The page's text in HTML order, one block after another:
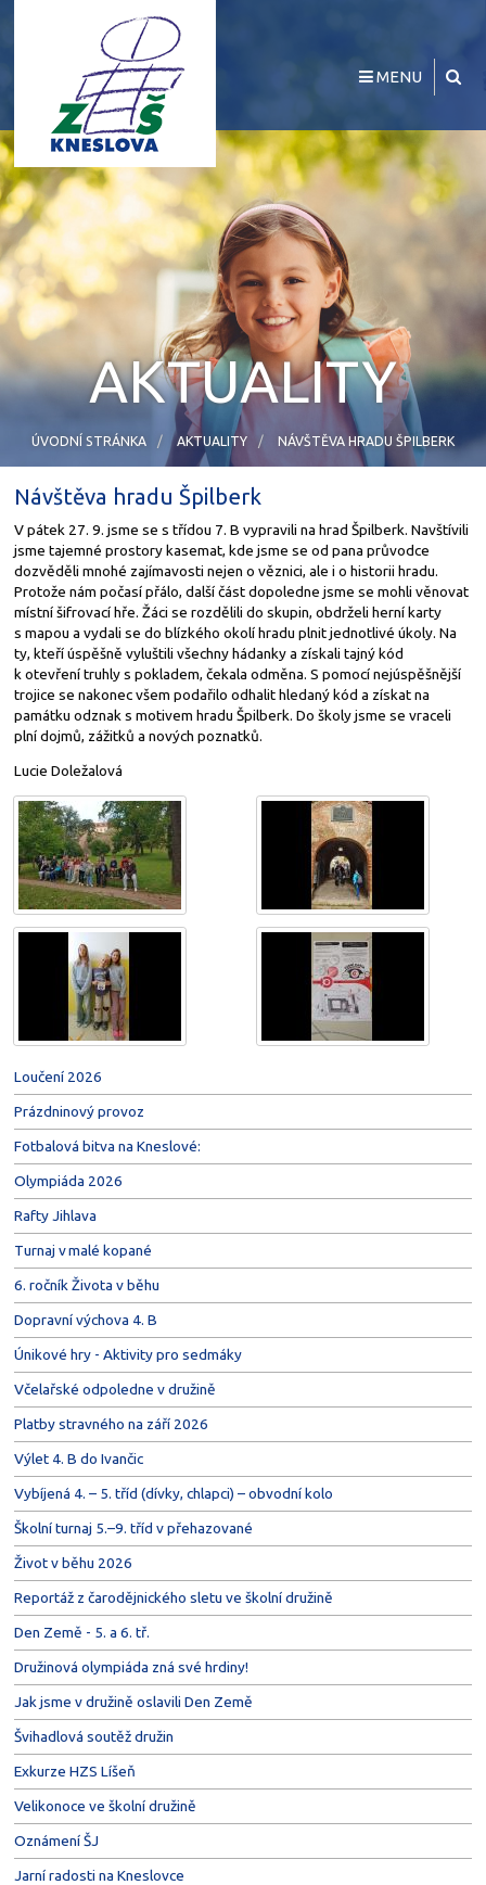
MENU
AKTUALITY
ÚVODNÍ STRÁNKA AKTUALITY NÁVŠTĚVA HRADU ŠPILBERK
Loučení 2026
Prázdninový provoz
Fotbalová bitva na Kneslové:
Olympiáda 2026
Rafty Jihlava
Turnaj v malé kopané
6. ročník Života v běhu
Dopravní výchova 4. B
Únikové hry - Aktivity pro sedmáky
Včelařské odpoledne v družině
Platby stravného na září 2026
Výlet 4. B do Ivančic
Vybíjená 4. – 5. tříd (dívky, chlapci) – obvodní kolo
Školní turnaj 5.–9. tříd v přehazované
Život v běhu 2026
Reportáž z čarodějnického sletu ve školní družině
Den Země - 5. a 6. tř.
Družinová olympiáda zná své hrdiny!
Jak jsme v družině oslavili Den Země
Švihadlová soutěž družin
Exkurze HZS Líšeň
Velikonoce ve školní družině
Oznámení ŠJ
Jarní radosti na Kneslovce
Návštěva hradu Špilberk
V pátek 27. 9. jsme se s třídou 7. B vypravili na hrad Špilberk. Navštívili
jsme tajemné prostory kasemat, kde jsme se od pana průvodce
dozvěděli mnohé zajímavosti nejen o věznici, ale i o historii hradu.
Protože nám počasí přálo, další část dopoledne jsme se mohli věnovat
místní šifrovací hře. Žáci se rozdělili do skupin, obdrželi herní karty
s mapou a vydali se do blízkého okolí hradu plnit jednotlivé úkoly. Na
ty, kteří úspěšně vyluštili všechny hádanky a získali tajný kód
k otevření truhly s pokladem, čekala odměna. S pomocí nejúspěšnější
trojice se nakonec všem podařilo odhalit hledaný kód a získat na
památku odznak s motivem hradu Špilberk. Do školy jsme se vraceli
plní dojmů, zážitků a nových poznatků.
Lucie Doležalová